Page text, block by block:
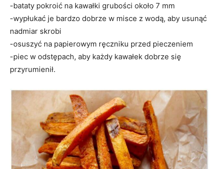
-bataty pokroić na kawałki grubości około 7 mm
-wypłukać je bardzo dobrze w misce z wodą, aby usunąć
nadmiar skrobi
-osuszyć na papierowym ręczniku przed pieczeniem
-piec w odstępach, aby każdy kawałek dobrze się
przyrumienił.